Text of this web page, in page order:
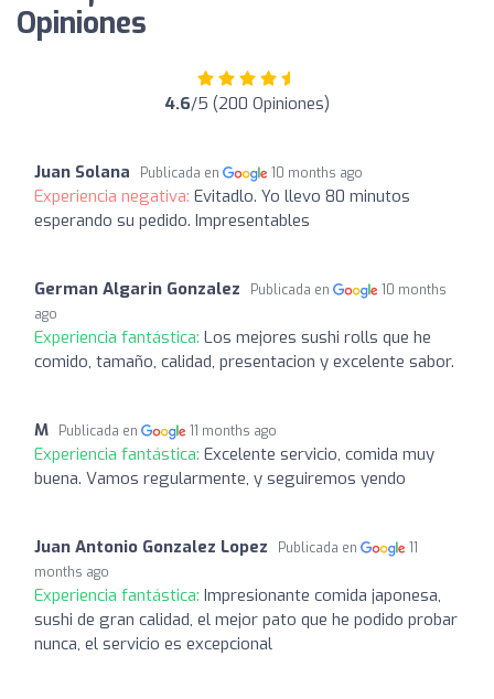
Opiniones
4.6/5 (200 Opiniones)
Juan Solana Publicada en 10 months ago
Experiencia negativa: Evitadlo. Yo llevo 80 minutos
esperando su pedido. Impresentables
German Algarin Gonzalez Publicada en
10 months
ago
Experiencia fantástica: Los mejores sushi rolls que he
comido, tamaño, calidad, presentacion y excelente sabor.
M Publicada en 11 months ago
Experiencia fantástica: Excelente servicio, comida muy
buena. Vamos regularmente, y seguiremos yendo
Juan Antonio Gonzalez Lopez Publicada en
11
months ago
Experiencia fantástica: Impresionante comida japonesa,
sushi de gran calidad, el mejor pato que he podido probar
nunca, el servicio es excepcional